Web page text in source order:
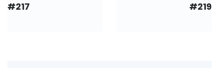
#217 #219